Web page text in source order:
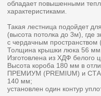
Награды
Отправка рекламации
Предложения по
Вакансии
B2B
обладает повышенными
характеристиками.
Такая лестница подойдет
(высота потолка до 3м), где
с чердачным пространством
Толщина крышки люка 56
Изготовлена из ХДФ белого
Высота короба 180 мм в
ПРЕМИУМ (PREMIUM) и
140 мм;
установлен один контур